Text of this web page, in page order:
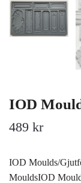
IOD
489 kr
IOD Moulds/
MouldsIOD